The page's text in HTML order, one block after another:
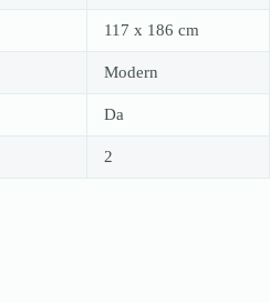
117 x 186 cm
Modern
Da
2